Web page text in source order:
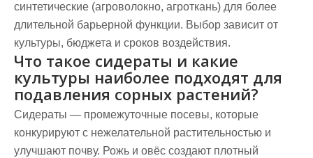
синтетические (агроволокно, агроткань) для более
длительной барьерной функции. Выбор зависит от
культуры, бюджета и сроков воздействия.
Что такое сидераты и какие
культуры наиболее подходят для
подавления сорных растений?
Сидераты — промежуточные посевы, которые
конкурируют с нежелательной растительностью и
улучшают почву. Рожь и овёс создают плотный